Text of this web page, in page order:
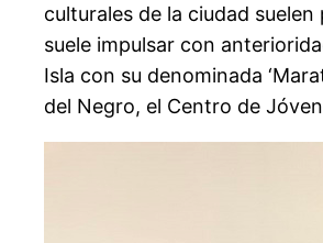
culturales de la ciudad
suele impulsar con
Isla con su denominada
del Negro, el Centro de